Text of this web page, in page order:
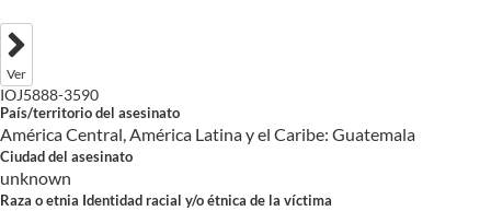
Ver
IOJ5888-3590
País/territorio del asesinato
América Central, América Latina y el Caribe: Guatemala
Ciudad del asesinato
unknown
Raza o etnia Identidad racial y/o étnica de la víctima